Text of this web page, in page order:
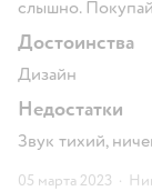
слышно.
Достоинства
Дизайн
Недостатки
Звук тихий,
05 марта 2023 ·